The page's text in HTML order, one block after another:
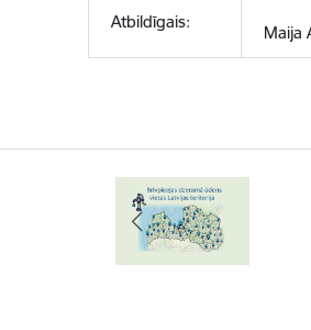
Atbildīgais:
Maija